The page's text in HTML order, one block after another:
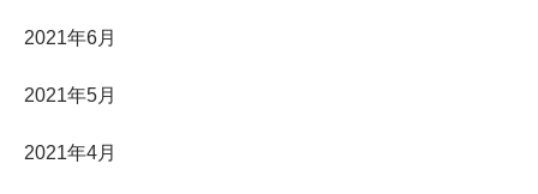
2021年6月
2021年5月
2021年4月